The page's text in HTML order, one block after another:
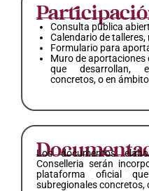
Consulta pública
Calendario de
Formulario para
Muro de aportaciones
que desarrollan,
concretos, o en
Los documentos
Conselleria serán
plataforma oficial
subregionales concretos,